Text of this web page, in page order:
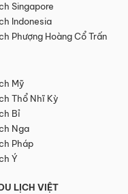
Singapore
Indonesia
Phượng Hoàng Cổ Trấn
Mỹ
Thổ Nhĩ Kỳ
Bỉ
Nga
Pháp
Ý
LỊCH VIỆT